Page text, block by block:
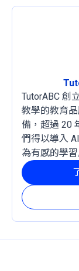
TutorABC 創
教學的教育
備，超過 20
們得以導入
為有感的學
定且有效的